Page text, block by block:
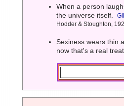
When a person
the universe itself.
Hodder & Stoughton,
Sexiness wears thin
now that's a real